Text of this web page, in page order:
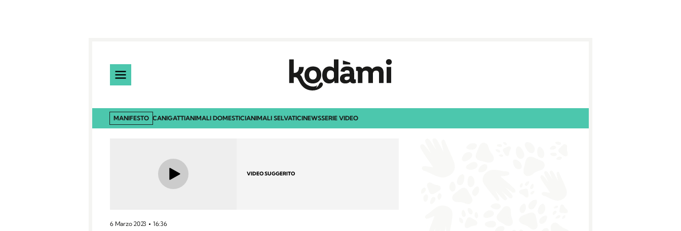
MANIFESTO CANIGATTIANIMALI DOMESTICIANIMALI SELVATICINEWSSERIE VIDEO
VIDEO SUGGERITO
6 Marzo 2023 16:36